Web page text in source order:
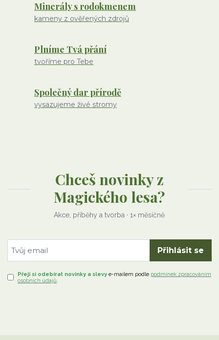
Minerály s rodokmenem
kameny z ověřených zdrojů
Plníme Tvá přání
tvoříme pro Tebe
Společný dar přírodě
vysazujeme živé stromy
Chceš novinky z
Magického lesa?
Akce, příběhy a tvorba · 1× měsíčně
Přihlásit se
Přeji si odebírat novinky a slevy e-mailem podle podmínek zpracováním
osobních údajů.